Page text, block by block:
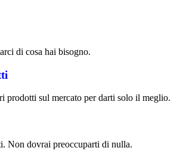
di cosa hai bisogno.
prodotti sul mercato per darti solo il meglio.
Non dovrai preoccuparti di nulla.